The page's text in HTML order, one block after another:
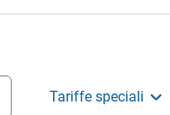
Tariffe speciali